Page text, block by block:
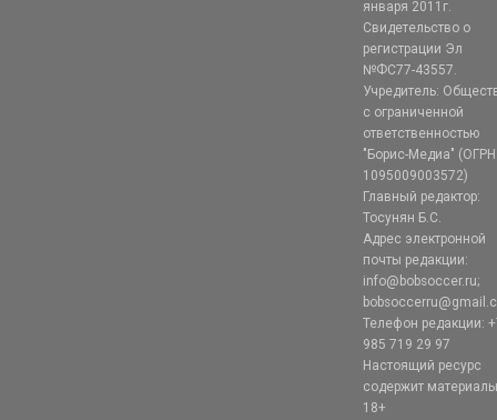
января 2011г.
Свидетельство о
регистрации Эл
№ФС77-43557.
Учредитель:
с ограниченной
ответственностью
"Борис-Медиа" (ОГРН
1095009003572)
Главный редактор:
Тосунян Б.С.
Адрес электронной
почты редакции:
info@bobsoccer.ru;
Телефон редакции:
985 719 29 97
Настоящий ресурс
содержит
18+